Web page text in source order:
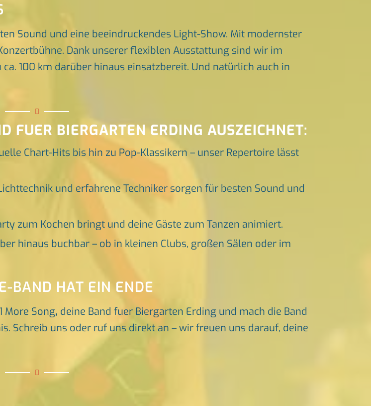
Sound und eine beeindruckendes Light-Show. Mit modernster
Dank unserer flexiblen Ausstattung sind wir im
100 km darüber hinaus einsatzbereit. Und natürlich auch in
FUER BIERGARTEN ERDING AUSZEICHNET:
Chart-Hits bis hin zu Pop-Klassikern – unser Repertoire lässt
und erfahrene Techniker sorgen für besten Sound und
zum Kochen bringt und deine Gäste zum Tanzen animiert.
hinaus buchbar – ob in kleinen Clubs, großen Sälen oder im
BAND HAT EIN ENDE
More Song, deine Band fuer Biergarten Erding und mach die Band
Schreib uns oder ruf uns direkt an – wir freuen uns darauf, deine